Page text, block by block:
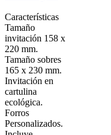
Características
Tamaño
invitación 158 x
220 mm.
Tamaño sobres
165 x 230 mm.
Invitación en
cartulina
ecológica.
Forros
Personalizados.